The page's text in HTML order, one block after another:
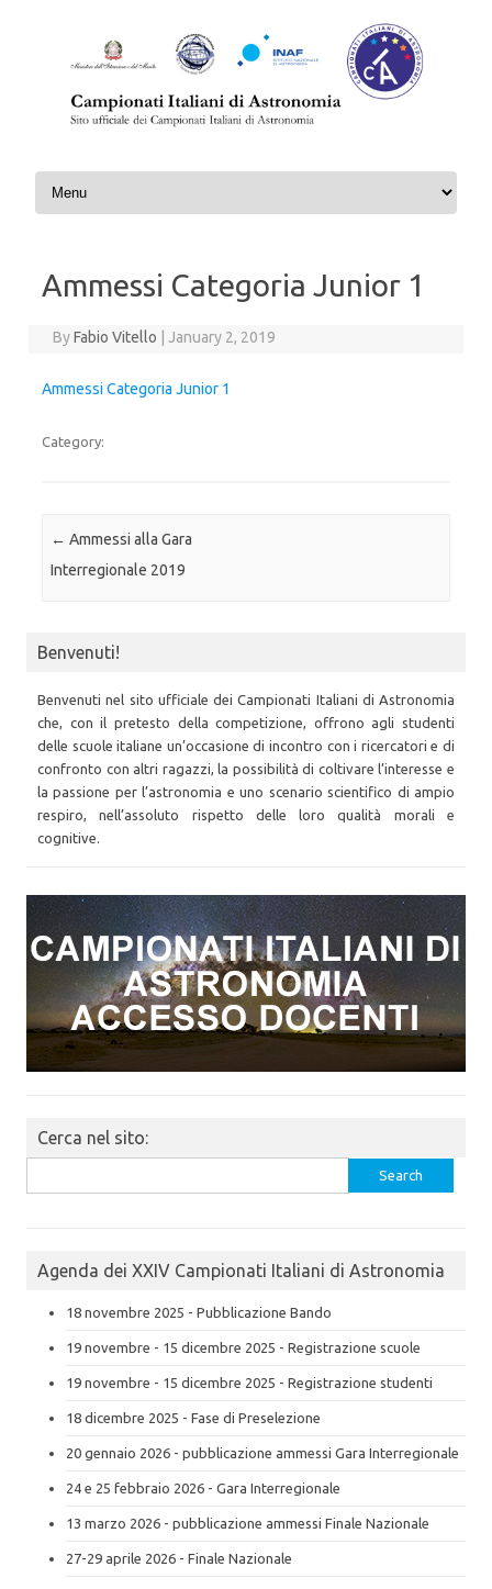
Skip to content
Ammessi Categoria Junior 1
ByFabio Vitello January 2, 2019
Ammessi Categoria Junior 1
Category:
Post navigation
← Ammessi alla Gara
Interregionale 2019
Benvenuti!
Benvenuti nel sito ufficiale dei Campionati Italiani di Astronomia
che, con il pretesto della competizione, offrono agli studenti
delle scuole italiane un’occasione di incontro con i ricercatori e di
confronto con altri ragazzi, la possibilità di coltivare l’interesse e
la passione per l’astronomia e uno scenario scientifico di ampio
respiro, nell’assoluto rispetto delle loro qualità morali e
cognitive.
Cerca nel sito:
for:
Agenda dei XXIV Campionati Italiani di Astronomia
18 novembre 2025 - Pubblicazione Bando
19 novembre - 15 dicembre 2025 - Registrazione scuole
19 novembre - 15 dicembre 2025 - Registrazione studenti
18 dicembre 2025 - Fase di Preselezione
20 gennaio 2026 - pubblicazione ammessi Gara Interregionale
24 e 25 febbraio 2026 - Gara Interregionale
13 marzo 2026 - pubblicazione ammessi Finale Nazionale
27-29 aprile 2026 - Finale Nazionale